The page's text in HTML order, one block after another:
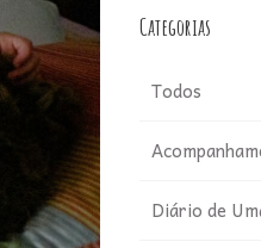
Categorias
Todos
Diário de